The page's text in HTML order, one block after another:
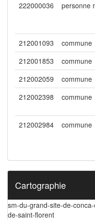
222000036 personne
212001093 commune
212001853
commune
212002059
commune
212002398
commune
212002984 commune
Cartographie
sm-du-grand-site-de-
de-saint-florent